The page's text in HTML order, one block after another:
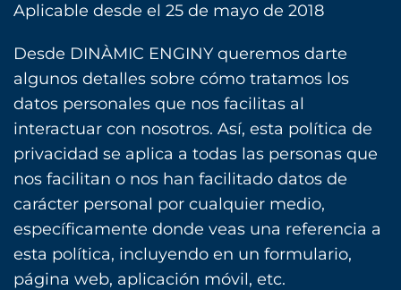
Aplicable desde el 25 de mayo de 2018
Desde DINÀMIC ENGINY queremos darte
algunos detalles sobre cómo tratamos los
datos personales que nos facilitas al
interactuar con nosotros. Así, esta política de
privacidad se aplica a todas las personas que
nos facilitan o nos han facilitado datos de
carácter personal por cualquier medio,
específicamente donde veas una referencia a
esta política, incluyendo en un formulario,
página web, aplicación móvil, etc.